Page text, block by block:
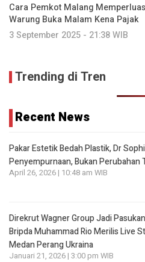
Cara Pemkot Malang
Warung Buka Malam Kena Pajak
3 September 2025 - 21:38 WIB
Trending di Tren
Recent News
Pakar Estetik Bedah Plastik, Dr
Penyempurnaan, Bukan Perubahan
April 26, 2026 | 10:48 am WIB
Direkrut Wagner Group Jadi
Bripda Muhammad Rio Merilis Live
Medan Perang Ukraina
Januari 21, 2026 | 3:00 pm WIB